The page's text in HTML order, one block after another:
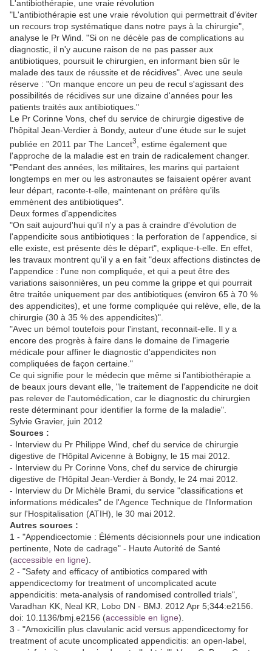
L'antibiothérapie, une vraie révolution
"L'antibiothérapie est une vraie révolution qui permettrait d'éviter
un recours trop systématique dans notre pays à la chirurgie",
analyse le Pr Wind. "Si on ne décèle pas de complications au
diagnostic, il n'y aucune raison de ne pas passer aux
antibiotiques, poursuit le chirurgien, en informant bien sûr le
malade des taux de réussite et de récidives". Avec une seule
réserve : "On manque encore un peu de recul s'agissant des
possibilités de récidives sur une dizaine d'années pour les
patients traités aux antibiotiques."
Le Pr Corinne Vons, chef du service de chirurgie digestive de
l'hôpital Jean-Verdier à Bondy, auteur d'une étude sur le sujet
publiée en 2011 par The Lancet3
, estime également que
l'approche de la maladie est en train de radicalement changer.
"Pendant des années, les militaires, les marins qui partaient
longtemps en mer ou les astronautes se faisaient opérer avant
leur départ, raconte-t-elle, maintenant on préfère qu'ils
emmènent des antibiotiques".
Deux formes d'appendicites
"On sait aujourd'hui qu'il n'y a pas à craindre d'évolution de
l'appendicite sous antibiotiques : la perforation de l'appendice, si
elle existe, est présente dès le départ", explique-t-elle. En effet,
les travaux montrent qu'il y a en fait "deux affections distinctes de
l'appendice : l'une non compliquée, et qui a peut être des
variations saisonnières, un peu comme la grippe et qui pourrait
être traitée uniquement par des antibiotiques (environ 65 à 70 %
des appendicites), et une forme compliquée qui relève, elle, de la
chirurgie (30 à 35 % des appendicites)".
"Avec un bémol toutefois pour l'instant, reconnait-elle. Il y a
encore des progrès à faire dans le domaine de l'imagerie
médicale pour affiner le diagnostic d'appendicites non
compliquées de façon certaine."
Ce qui signifie pour le médecin que même si l'antibiothérapie a
de beaux jours devant elle, "le traitement de l'appendicite ne doit
pas relever de l'automédication, car le diagnostic du chirurgien
reste déterminant pour identifier la forme de la maladie".
Sylvie Gravier, juin 2012
Sources :
- Interview du Pr Philippe Wind, chef du service de chirurgie
digestive de l'Hôpital Avicenne à Bobigny, le 15 mai 2012.
- Interview du Pr Corinne Vons, chef du service de chirurgie
digestive de l'Hôpital Jean-Verdier à Bondy, le 24 mai 2012.
- Interview du Dr Michèle Brami, du service "classifications et
informations médicales" de l'Agence Technique de l'Information
sur l'Hospitalisation (ATIH), le 30 mai 2012.
Autres sources :
1 - "Appendicectomie : Éléments décisionnels pour une indication
pertinente, Note de cadrage" - Haute Autorité de Santé
(accessible en ligne).
2 - "Safety and efficacy of antibiotics compared with
appendicectomy for treatment of uncomplicated acute
appendicitis: meta-analysis of randomised controlled trials",
Varadhan KK, Neal KR, Lobo DN - BMJ. 2012 Apr 5;344:e2156.
doi: 10.1136/bmj.e2156 (accessible en ligne).
3 - "Amoxicillin plus clavulanic acid versus appendicectomy for
treatment of acute uncomplicated appendicitis: an open-label,